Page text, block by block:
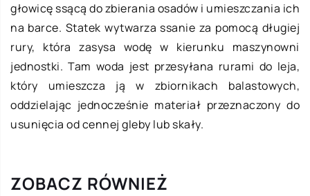
głowicę ssącą do zbierania osadów i umieszczania ich
na barce. Statek wytwarza ssanie za pomocą długiej
rury, która zasysa wodę w kierunku maszynowni
jednostki. Tam woda jest przesyłana rurami do leja,
który umieszcza ją w zbiornikach balastowych,
oddzielając jednocześnie materiał przeznaczony do
usunięcia od cennej gleby lub skały.
ZOBACZ RÓWNIEŻ